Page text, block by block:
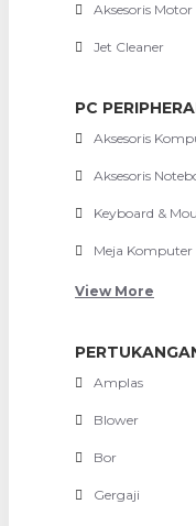
Aksesoris Motor
Jet Cleaner
PC
Aksesoris
Aksesoris
Keyboard &
Meja Komputer
View More
Amplas
Blower
Bor
Gergaji